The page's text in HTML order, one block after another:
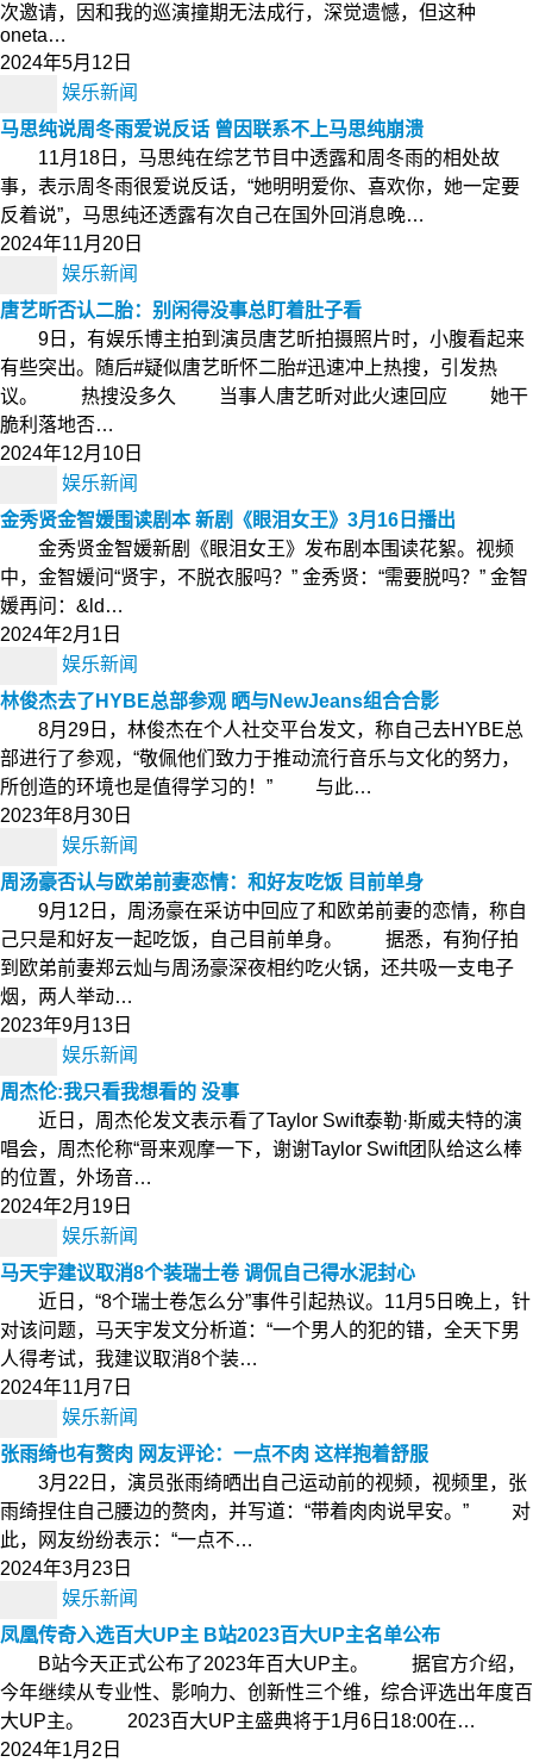
次邀请，因和我的巡演撞期无法成行，深觉遗憾，但这种
oneta…
2024年5月12日
娱乐新闻
马思纯说周冬雨爱说反话 曾因联系不上马思纯崩溃
11月18日，马思纯在综艺节目中透露和周冬雨的相处故
事，表示周冬雨很爱说反话，“她明明爱你、喜欢你，她一定要
反着说”，马思纯还透露有次自己在国外回消息晚…
2024年11月20日
娱乐新闻
唐艺昕否认二胎：别闲得没事总盯着肚子看
9日，有娱乐博主拍到演员唐艺昕拍摄照片时，小腹看起来
有些突出。随后#疑似唐艺昕怀二胎#迅速冲上热搜，引发热
议。 热搜没多久 当事人唐艺昕对此火速回应 她干
脆利落地否…
2024年12月10日
娱乐新闻
金秀贤金智媛围读剧本 新剧《眼泪女王》3月16日播出
金秀贤金智媛新剧《眼泪女王》发布剧本围读花絮。视频
中，金智媛问“贤宇，不脱衣服吗？” 金秀贤：“需要脱吗？” 金智
媛再问：&ld…
2024年2月1日
娱乐新闻
林俊杰去了HYBE总部参观 晒与NewJeans组合合影
8月29日，林俊杰在个人社交平台发文，称自己去HYBE总
部进行了参观，“敬佩他们致力于推动流行音乐与文化的努力，
所创造的环境也是值得学习的！” 与此…
2023年8月30日
娱乐新闻
周汤豪否认与欧弟前妻恋情：和好友吃饭 目前单身
9月12日，周汤豪在采访中回应了和欧弟前妻的恋情，称自
己只是和好友一起吃饭，自己目前单身。 据悉，有狗仔拍
到欧弟前妻郑云灿与周汤豪深夜相约吃火锅，还共吸一支电子
烟，两人举动…
2023年9月13日
娱乐新闻
周杰伦:我只看我想看的 没事
近日，周杰伦发文表示看了Taylor Swift泰勒·斯威夫特的演
唱会，周杰伦称“哥来观摩一下，谢谢Taylor Swift团队给这么棒
的位置，外场音…
2024年2月19日
娱乐新闻
马天宇建议取消8个装瑞士卷 调侃自己得水泥封心
近日，“8个瑞士卷怎么分”事件引起热议。11月5日晚上，针
对该问题，马天宇发文分析道：“一个男人的犯的错，全天下男
人得考试，我建议取消8个装…
2024年11月7日
娱乐新闻
张雨绮也有赘肉 网友评论：一点不肉 这样抱着舒服
3月22日，演员张雨绮晒出自己运动前的视频，视频里，张
雨绮捏住自己腰边的赘肉，并写道：“带着肉肉说早安。” 对
此，网友纷纷表示：“一点不…
2024年3月23日
娱乐新闻
凤凰传奇入选百大UP主 B站2023百大UP主名单公布
B站今天正式公布了2023年百大UP主。 据官方介绍，
今年继续从专业性、影响力、创新性三个维，综合评选出年度百
大UP主。 2023百大UP主盛典将于1月6日18:00在…
2024年1月2日